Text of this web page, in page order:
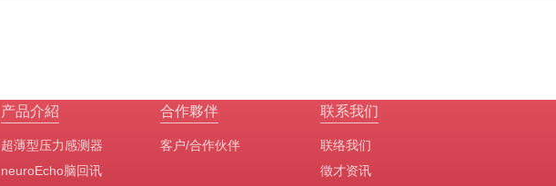
产品介紹
超薄型压力感测器
neuroEcho脑回讯
合作夥伴
客户/合作伙伴
联系我们
联络我们
徵才资讯